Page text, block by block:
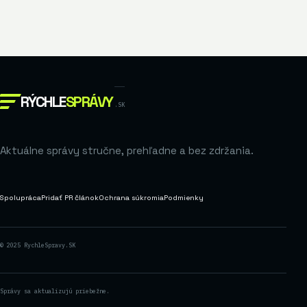
RÝCHLESPRÁVY .SK
Aktuálne správy stručne, prehľadne a bez zdržania.
SpoluprácaPridať PR článokOchrana súkromiaPodmienky
© 2025 RychleSpravy.SK
Správy sa aktualizujú priebežne.